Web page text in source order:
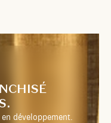
développement.